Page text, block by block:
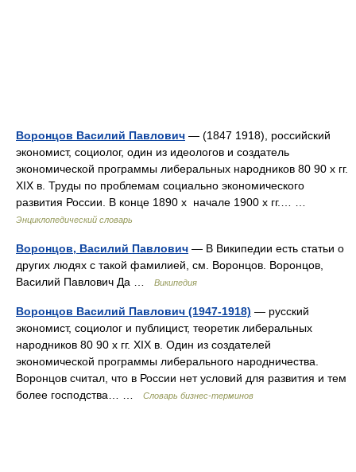
Воронцов Василий Павлович — (1847 1918), российский
экономист, социолог, один из идеологов и создатель
экономической программы либеральных народников 80 90 х гг.
XIX в. Труды по проблемам социально экономического
развития России. В конце 1890 х начале 1900 х гг.… …
Энциклопедический словарь
Воронцов, Василий Павлович — В Википедии есть статьи о
других людях с такой фамилией, см. Воронцов. Воронцов,
Василий Павлович Да …
Википедия
Воронцов Василий Павлович (1947-1918) — русский
экономист, социолог и публицист, теоретик либеральных
народников 80 90 х гг. XIX в. Один из создателей
экономической программы либерального народничества.
Воронцов считал, что в России нет условий для развития и тем
более господства… …
Словарь бизнес-терминов